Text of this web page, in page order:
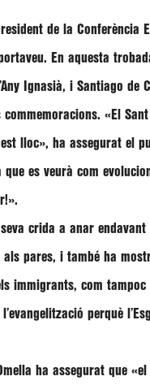
de la Conferència
En aquesta
Ignasià, i Santiago de
commemoracions. «El
lloc», ha assegurat el
que es veurà com
.
crida a anar
pares, i també ha
immigrants, com
perquè
ha assegurat que «el